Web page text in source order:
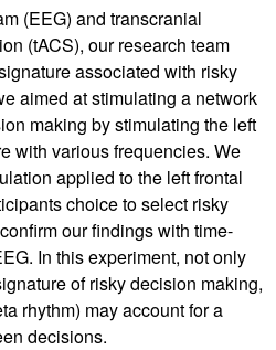
(EEG) and transcranial
(tACS), our research team
associated with risky
aimed at stimulating a network
making by stimulating the left
with various frequencies. We
applied to the left frontal
choice to select risky
our findings with time-
In this experiment, not only
of risky decision making,
rhythm) may account for a
decisions.